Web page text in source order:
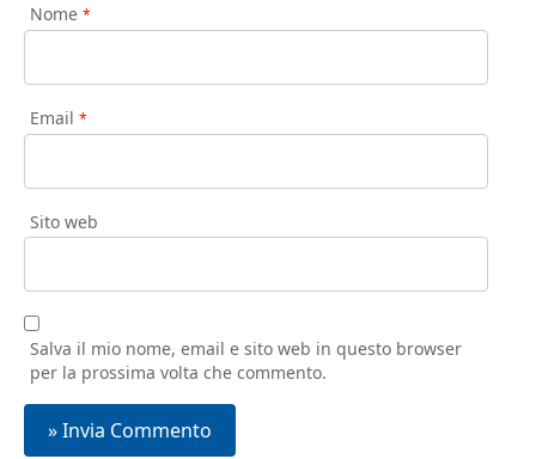
Nome *
Email *
Sito web
Salva il mio nome, email e sito web in questo browser
per la prossima volta che commento.